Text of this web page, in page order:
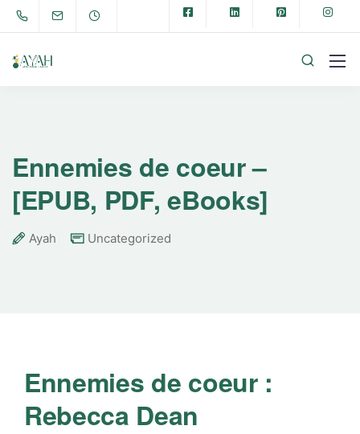
Ennemies de coeur –
[EPUB, PDF, eBooks]
Ayah Uncategorized
Ennemies de coeur :
Rebecca Dean